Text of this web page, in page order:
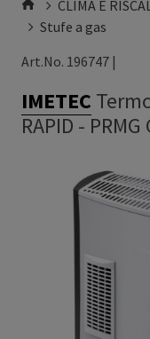
CLIMA E
Stufe a gas
Art.No. 196747 |
IMETEC
RAPID - PRMG